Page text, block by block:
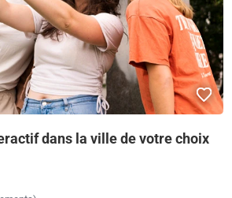
dans la ville de votre choix